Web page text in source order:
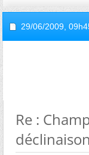
29/06/2009,
Re :
déclinaison